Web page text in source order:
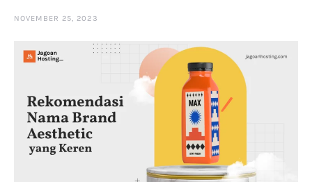
NOVEMBER 25, 2023